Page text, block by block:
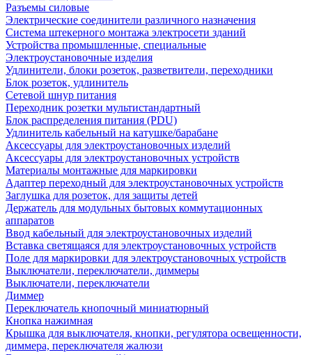
Разъемы силовые
Электрические соединители различного назначения
Система штекерного монтажа электросети зданий
Устройства промышленные, специальные
Электроустановочные изделия
Удлинители, блоки розеток, разветвители, переходники
Блок розеток, удлинитель
Сетевой шнур питания
Переходник розетки мультистандартный
Блок распределения питания (PDU)
Удлинитель кабельный на катушке/барабане
Аксессуары для электроустановочных изделий
Аксессуары для электроустановочных устройств
Материалы монтажные для маркировки
Адаптер переходный для электроустановочных устройств
Заглушка для розеток, для защиты детей
Держатель для модульных бытовых коммутационных
аппаратов
Ввод кабельный для электроустановочных изделий
Вставка светящаяся для электроустановочных устройств
Поле для маркировки для электроустановочных устройств
Выключатели, переключатели, диммеры
Выключатели, переключатели
Диммер
Переключатель кнопочный миниатюрный
Кнопка нажимная
Крышка для выключателя, кнопки, регулятора освещенности,
диммера, переключателя жалюзи